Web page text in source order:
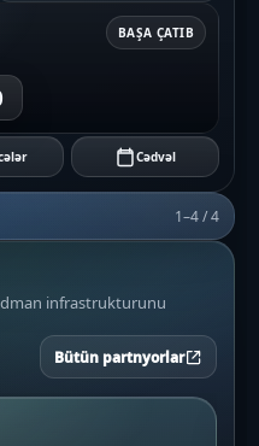
BAŞA ÇATIB
Cədvəl
1–4 / 4
infrastrukturunu
Bütün partnyorlar